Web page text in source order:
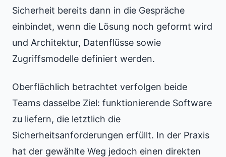
Sicherheit bereits dann in die Gespräche
einbindet, wenn die Lösung noch geformt wird
und Architektur, Datenflüsse sowie
Zugriffsmodelle definiert werden.
Oberflächlich betrachtet verfolgen beide
Teams dasselbe Ziel: funktionierende Software
zu liefern, die letztlich die
Sicherheitsanforderungen erfüllt. In der Praxis
hat der gewählte Weg jedoch einen direkten